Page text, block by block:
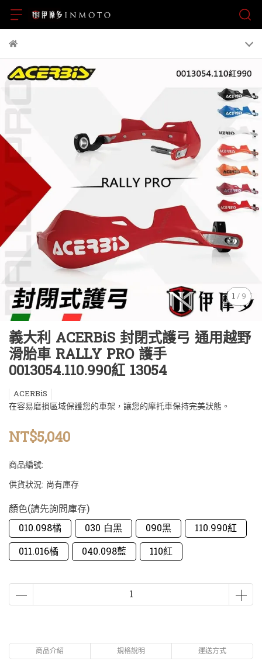
1/9
義大利 ACERBiS 封閉式護弓 通用越野
滑胎車 RALLY PRO 護手
0013054.110.990紅 13054
ACERBiS
在容易磨損區域保護您的車架，讓您的摩托車保持完美狀態。
NT$5,040
商品編號:
供貨狀況: 尚有庫存
顏色(請先詢問庫存)
010.098橘
030 白黑 090黑
110.990紅
011.016橘
040.098藍 110紅
商品介紹 規格說明 運送方式